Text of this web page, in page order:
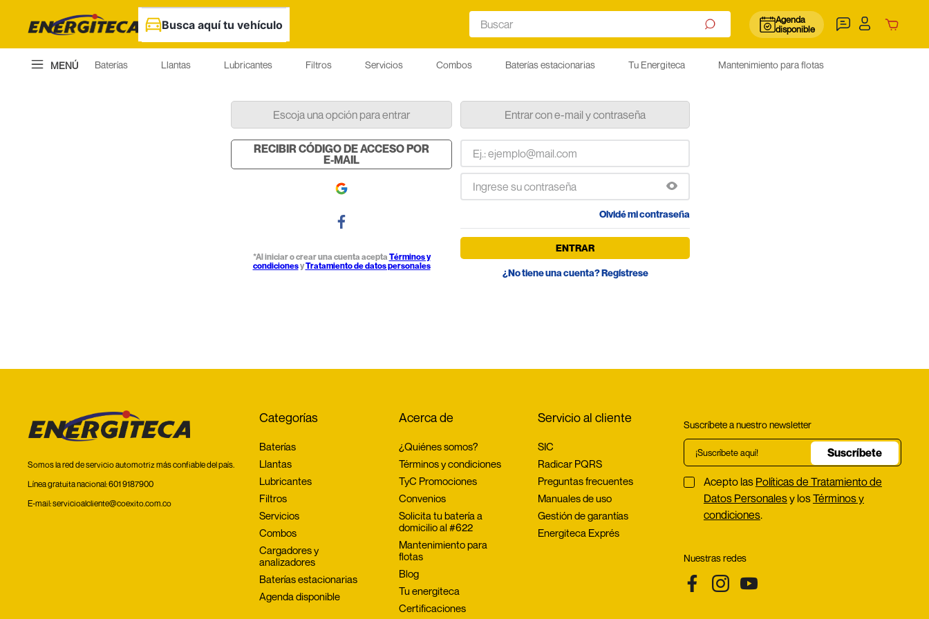
Busca aquí tu vehículo
Buscar
Agenda
disponible
MENÚ Baterías Llantas Lubricantes Filtros Servicios Combos Baterías estacionarias Tu Energiteca Mantenimiento para flotas
Escoja una opción para entrar
RECIBIR CÓDIGO DE ACCESO POR
E-MAIL
*Al iniciar o crear una cuenta aceptaTérminos y
condicionesyTratamiento de datos personales
Entrar con e-mail y contraseña
Olvidé mi contraseña
ENTRAR
¿No tiene una cuenta? Regístrese
Somos la red de servicio automotriz más confiable del país.
Línea gratuita nacional:601 9187900
E-mail:servicioalcliente@coexito.com.co
Categorías
Baterías
Llantas
Lubricantes
Filtros
Servicios
Combos
Cargadores y
analizadores
Baterías estacionarias
Agenda disponible
Acerca de
¿Quiénes somos?
Términos y condiciones
TyC Promociones
Convenios
Solicita tu batería a
domicilio al #622
Mantenimiento para
flotas
Blog
Tu energiteca
Certificaciones
Servicio al cliente
SIC
Radicar PQRS
Preguntas frecuentes
Manuales de uso
Gestión de garantías
Energiteca Exprés
Suscríbete a nuestro newsletter
Suscríbete
Acepto las Políticas de Tratamiento de
Datos Personalesy losTérminos y
condiciones.
Nuestras redes